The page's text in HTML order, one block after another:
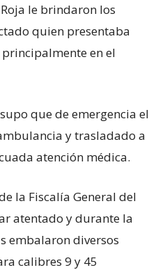
le brindaron los
quien presentaba
en el
que de emergencia el
y trasladado a
atención médica.
la Fiscalía General del
atentado y durante la
embalaron diversos
calibres 9 y 45